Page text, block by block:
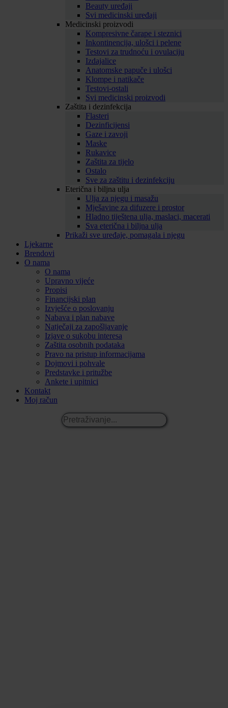
Beauty uređaji
Svi medicinski uređaji
Medicinski proizvodi
Kompresivne čarape i steznici
Inkontinencija, ulošci i pelene
Testovi za trudnoću i ovulaciju
Izdajalice
Anatomske papuče i ulošci
Klompe i natikače
Testovi-ostali
Svi medicinski proizvodi
Zaštita i dezinfekcija
Flasteri
Dezinficijensi
Gaze i zavoji
Maske
Rukavice
Zaštita za tijelo
Ostalo
Sve za zaštitu i dezinfekciju
Eterična i biljna ulja
Ulja za njegu i masažu
Mješavine za difuzere i prostor
Hladno tiještena ulja, maslaci, macerati
Sva eterična i biljna ulja
Prikaži sve uređaje, pomagala i njegu
Ljekarne
Brendovi
O nama
O nama
Upravno vijeće
Propisi
Financijski plan
Izvješće o poslovanju
Nabava i plan nabave
Natječaji za zapošljavanje
Izjave o sukobu interesa
Zaštita osobnih podataka
Pravo na pristup informacijama
Dojmovi i pohvale
Predstavke i pritužbe
Ankete i upitnici
Kontakt
Moj račun
Pretraživanje...